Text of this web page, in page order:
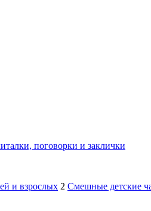
поговорки и заклички
и взрослых 2 Смешные детские